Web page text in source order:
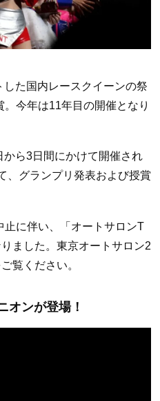
た国内レースクイーンの祭
今年は11年目の開催となり
ら3日間にかけて開催され
、グランプリ発表および授賞
止に伴い、「オートサロンT
ました。東京オートサロン2
覧ください。
オンが登場！